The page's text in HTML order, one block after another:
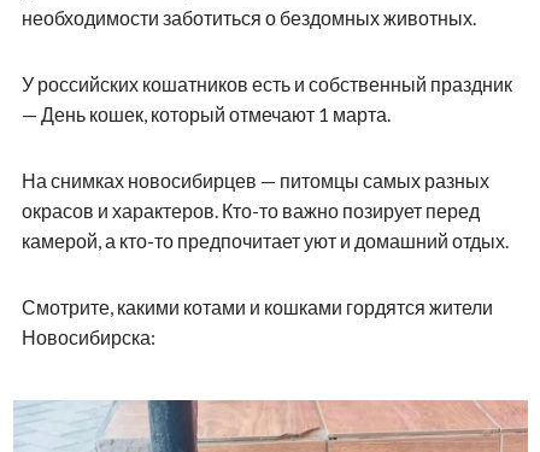
необходимости заботиться о бездомных животных.
У российских кошатников есть и собственный праздник
— День кошек, который отмечают 1 марта.
На снимках новосибирцев — питомцы самых разных
окрасов и характеров. Кто-то важно позирует перед
камерой, а кто-то предпочитает уют и домашний отдых.
Смотрите, какими котами и кошками гордятся жители
Новосибирска: